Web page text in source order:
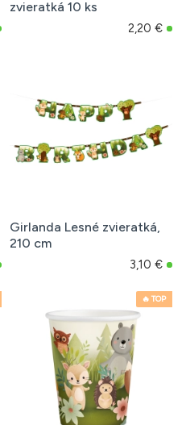
zvieratká 10 ks
2,20 €
Girlanda Lesné zvieratká,
210 cm
3,10 €
🔥 TOP